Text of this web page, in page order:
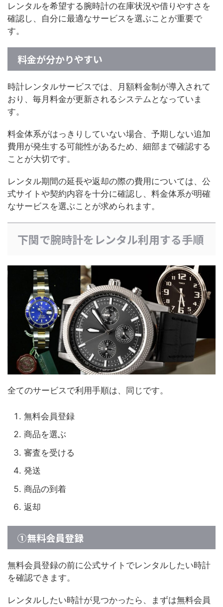
レンタルを希望する腕時計の在庫状況や借りやすさを
確認し、自分に最適なサービスを選ぶことが重要で
す。
料金が分かりやすい
時計レンタルサービスでは、月額料金制が導入されて
おり、毎月料金が更新されるシステムとなっていま
す。
料金体系がはっきりしていない場合、予期しない追加
費用が発生する可能性があるため、細部まで確認する
ことが大切です。
レンタル期間の延長や返却の際の費用については、公
式サイトや契約内容を十分に確認し、料金体系が明確
なサービスを選ぶことが求められます。
下関で腕時計をレンタル利用する手順
全てのサービスで利用手順は、同じです。
無料会員登録
商品を選ぶ
審査を受ける
発送
商品の到着
返却
①無料会員登録
無料会員登録の前に公式サイトでレンタルしたい時計
を確認できます。
レンタルしたい時計が見つかったら、まずは無料会員